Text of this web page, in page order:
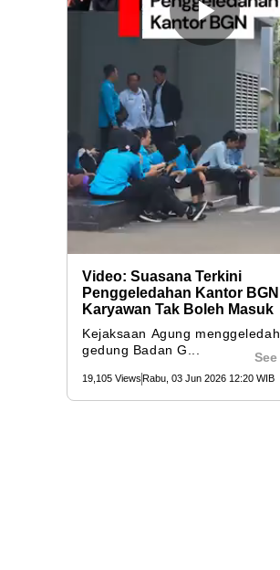
Video: Suasana Terkini
Penggeledahan Kantor
Karyawan Tak Boleh Masuk
Kejaksaan Agung menggeledah
gedung Badan G...
19,105 Views Rabu, 03 Jun 2026 12:20 WIB